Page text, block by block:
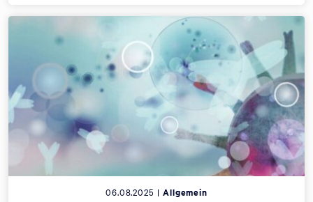
06.08.2025 | Allgemein